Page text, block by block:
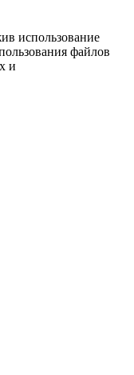
использование
файлов
и